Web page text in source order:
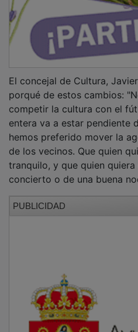
porqué de estos cambios:
competir la cultura con el
entera va a estar pendiente
hemos preferido mover la
de los vecinos. Que quien
tranquilo, y que quien
concierto o de una buena